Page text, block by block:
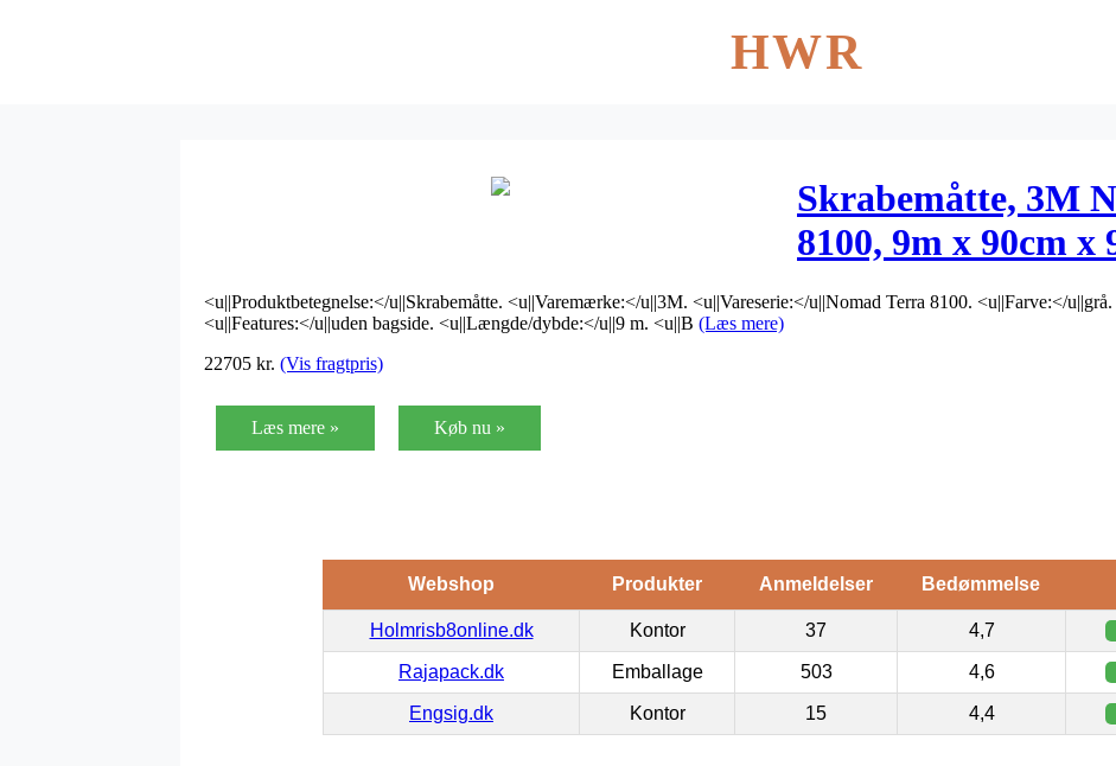
HWR
Skrabemåtte, 3M
8100, 9m x 90cm
uden bagside
<u||Produktbetegnelse:</u||Skrabemåtte. <u||Varemærke:</u||3M. <u||Vareserie:</u||Nomad Terra 8100. <u||Farve:</
<u||Features:</u||uden bagside. <u||Længde/dybde:</u||9 m. <u||B (Læs mere)
22705 kr. (Vis fragtpris)
Læs mere » Køb nu »
Webshop Produkter Anmeldelser Bedømmelse
Holmrisb8online.dk Kontor 37 4,7
Rajapack.dk Emballage 503 4,6
Engsig.dk Kontor 15 4,4